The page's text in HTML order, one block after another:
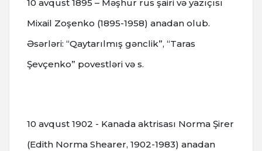
10 avqust 1895 – Məşhur rus şairi və yazıçısı
Mixail Zoşenko (1895-1958) anadan olub.
Əsərləri: “Qaytarılmış gənclik”, “Taras
Şevçenko” povestləri və s.
10 avqust 1902 - Kanada aktrisası Norma Şirer
(Edith Norma Shearer, 1902-1983) anadan